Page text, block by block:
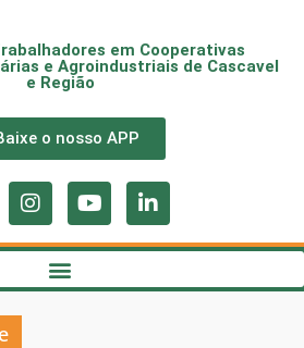
em Cooperativas
e Agroindustriais de Cascavel
e Região
o nosso APP